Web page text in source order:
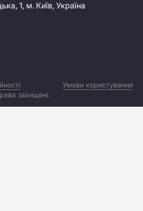
1, м. Київ, Україна
захищені
Умови користування